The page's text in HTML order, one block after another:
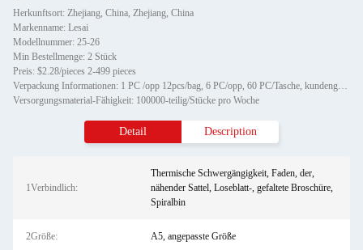
Herkunftsort: Zhejiang, China, Zhejiang, China
Markenname: Lesai
Modellnummer: 25-26
Min Bestellmenge: 2 Stück
Preis: $2.28/pieces 2-499 pieces
Verpackung Informationen: 1 PC /opp 12pcs/bag, 6 PC/opp, 60 PC/Tasche, kundengebundenes Verpacken
Versorgungsmaterial-Fähigkeit: 100000-teilig/Stücke pro Woche
Detail Description
1Verbindlich:
Thermische Schwergängigkeit, Faden, der,
nähender Sattel, Loseblatt-, gefaltete Broschüre,
Spiralbin
2Größe: A5, angepasste Größe